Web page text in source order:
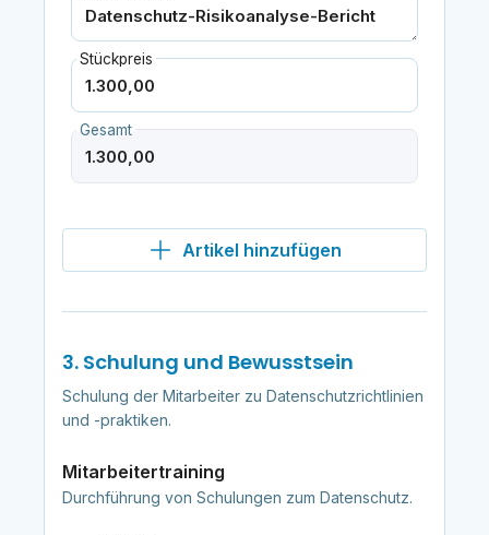
Stückpreis
Gesamt
Artikel hinzufügen
3. Schulung und Bewusstsein
Schulung der Mitarbeiter zu Datenschutzrichtlinien
und -praktiken.
Mitarbeitertraining
Durchführung von Schulungen zum Datenschutz.